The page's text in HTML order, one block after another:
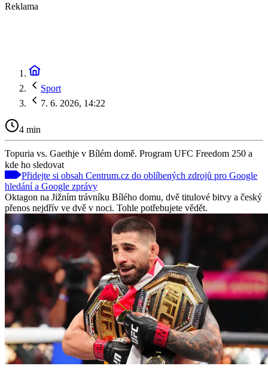
Reklama
Sport
7. 6. 2026, 14:22
4 min
Topuria vs. Gaethje v Bílém domě. Program UFC Freedom 250 a
kde ho sledovat
Přidejte si obsah Centrum.cz do oblíbených zdrojů pro Google
hledání a Google zprávy
Oktagon na Jižním trávníku Bílého domu, dvě titulové bitvy a český
přenos nejdřív ve dvě v noci. Tohle potřebujete vědět.